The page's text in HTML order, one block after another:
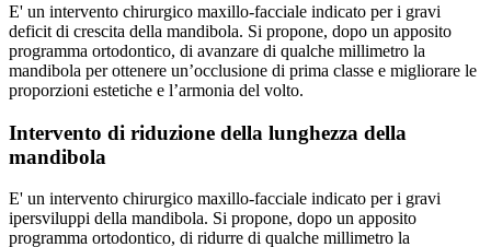
E' un intervento chirurgico maxillo-facciale indicato per i gravi
deficit di crescita della mandibola. Si propone, dopo un apposito
programma ortodontico, di avanzare di qualche millimetro la
mandibola per ottenere un’occlusione di prima classe e migliorare le
proporzioni estetiche e l’armonia del volto.
Intervento di riduzione della lunghezza della
mandibola
E' un intervento chirurgico maxillo-facciale indicato per i gravi
ipersviluppi della mandibola. Si propone, dopo un apposito
programma ortodontico, di ridurre di qualche millimetro la